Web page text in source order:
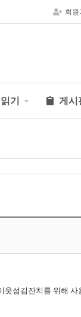
회원
기 게시
섬김잔치를 위해 사